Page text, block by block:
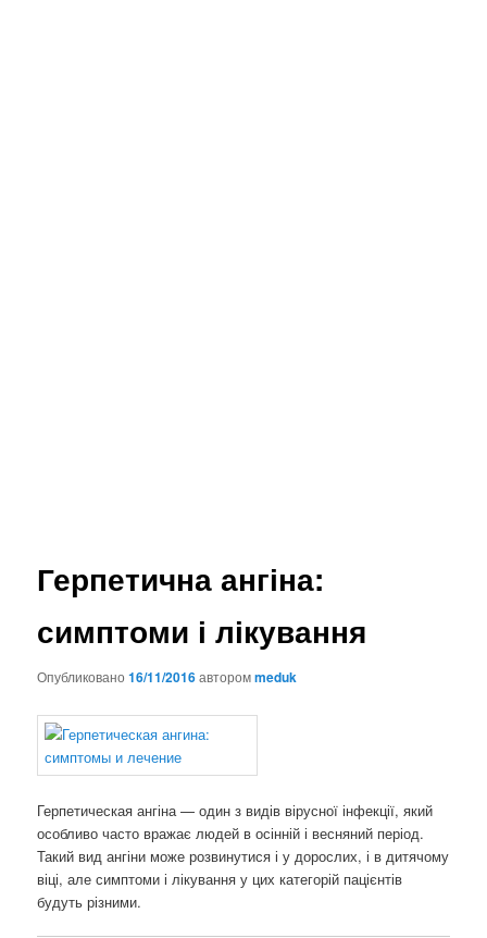
Герпетична ангіна:
симптоми і лікування
Опубликовано16/11/2016авторомmeduk
Герпетическая ангіна — один з видів вірусної інфекції, який
особливо часто вражає людей в осінній і весняний період.
Такий вид ангіни може розвинутися і у дорослих, і в дитячому
віці, але симптоми і лікування у цих категорій пацієнтів
будуть різними.